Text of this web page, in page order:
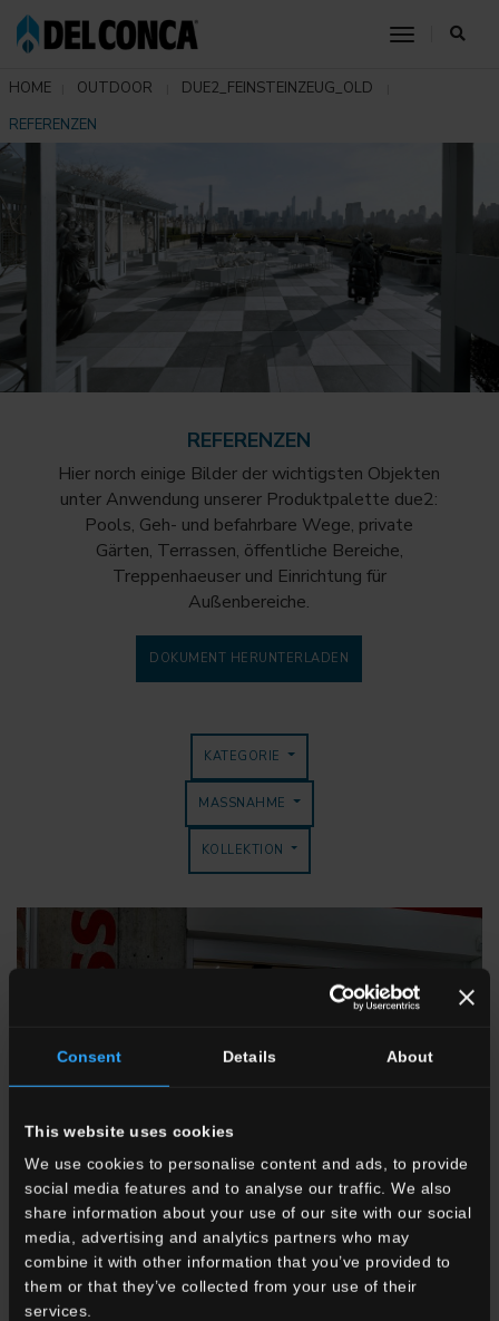
Consent Details About
This website uses cookies
We use cookies to personalise content and ads, to provide
social media features and to analyse our traffic. We also
share information about your use of our site with our social
media, advertising and analytics partners who may
combine it with other information that you’ve provided to
them or that they’ve collected from your use of their
services.
toggle
HOME OUTDOOR
DUE2_FEINSTEINZEUG_OLD
REFERENZEN
REFERENZEN
Hier norch einige Bilder der wichtigsten Objekten
unter Anwendung unserer Produktpalette due2:
Pools, Geh- und befahrbare Wege, private
Gärten, Terrassen, öffentliche Bereiche,
Treppenhaeuser und Einrichtung für
Außenbereiche.
DOKUMENT HERUNTERLADEN
KATEGORIE
MASSNAHME
KOLLEKTION